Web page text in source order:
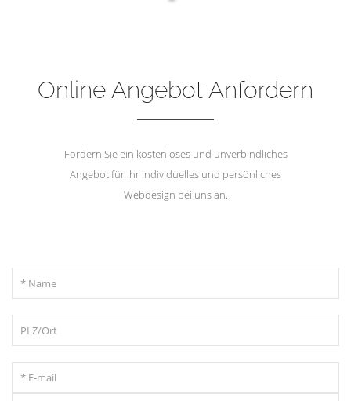
Online Angebot Anfordern
Fordern Sie ein kostenloses und unverbindliches
Angebot für Ihr individuelles und persönliches
Webdesign bei uns an.